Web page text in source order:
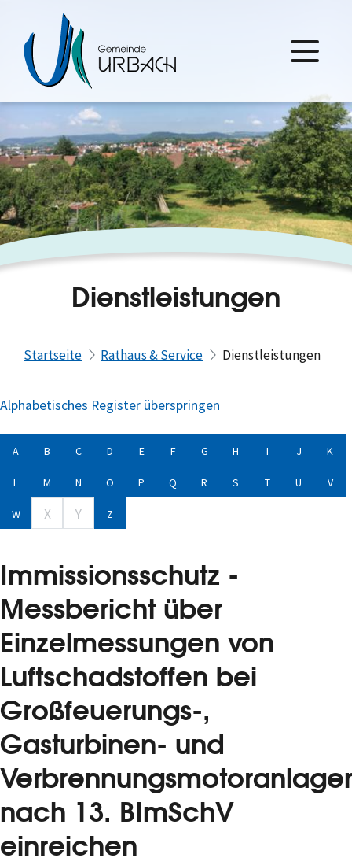
Dienstleistungen
Startseite Rathaus & Service Dienstleistungen
Alphabetisches Register überspringen
A B C D E F G H I J K
L M N O P Q R S T U V
W X Y Z
Immissionsschutz -
Messbericht über
Einzelmessungen von
Luftschadstoffen bei
Großfeuerungs-,
Gasturbinen- und
nach 13. BImSchV
einreichen